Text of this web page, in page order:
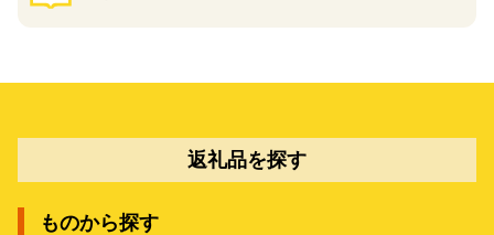
返礼品を探す
ものから探す